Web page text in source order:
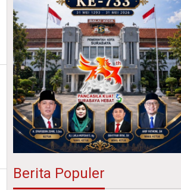
Berita Populer